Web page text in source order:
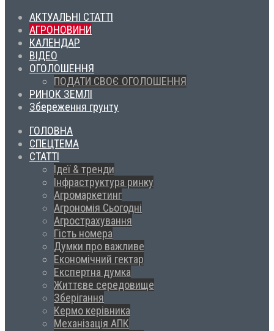
АКТУАЛЬНІ СТАТТІ
АГРОНОВИНИ
КАЛЕНДАР
ВІДЕО
ОГОЛОШЕННЯ
ПОДАТИ СВОЄ ОГОЛОШЕННЯ
РИНОК ЗЕМЛІ
Збереження грунту
ГОЛОВНА
СПЕЦТЕМА
СТАТТІ
Ідеї & тренди
Інфраструктура ринку
Агромаркетинг
Агрономія Сьогодні
Агрострахування
Гість номера
Думки про важливе
Економічний гектар
Експертна думка
Життєве середовище
Зберігання
Кермо керівника
Механізація АПК